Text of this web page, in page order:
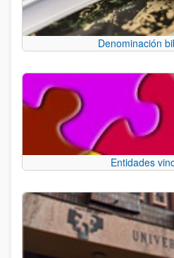
Denominación
Entidades